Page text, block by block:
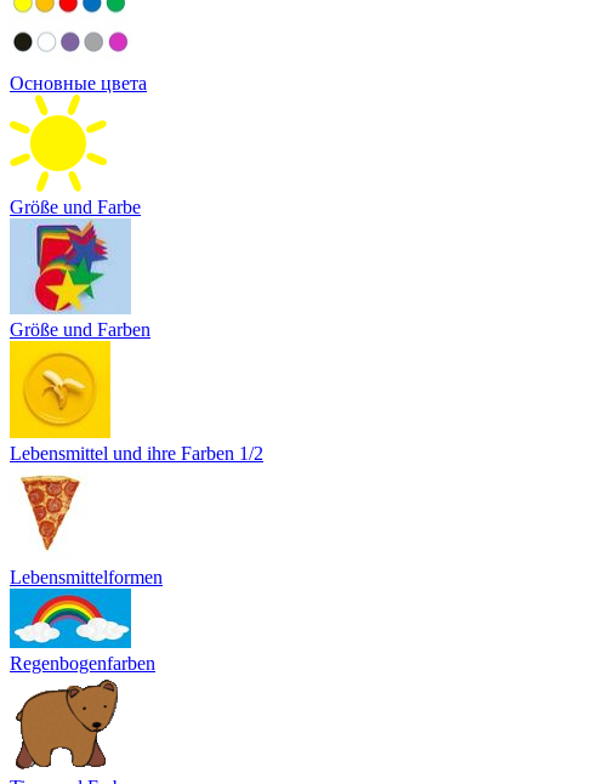
Основные цвета
Größe und Farbe
Größe und Farben
Lebensmittel und ihre Farben 1/2
Lebensmittelformen
Regenbogenfarben